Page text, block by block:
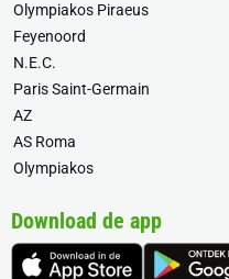
Olympiakos Piraeus
Feyenoord
N.E.C.
Paris Saint-Germain
AZ
AS Roma
Olympiakos
Download de app